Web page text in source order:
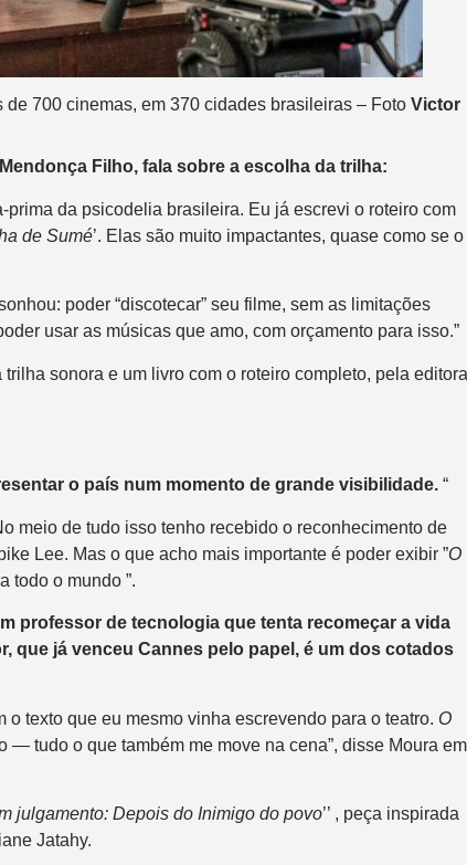
700 cinemas, em 370 cidades brasileiras – Foto Victor
Filho, fala sobre a escolha da trilha:
prima da psicodelia brasileira. Eu já escrevi o roteiro com
de Sumé’. Elas são muito impactantes, quase como se o
poder “discotecar” seu filme, sem as limitações
usar as músicas que amo, com orçamento para isso.”
sonora e um livro com o roteiro completo, pela editora
o país num momento de grande visibilidade. “
meio de tudo isso tenho recebido o reconhecimento de
Lee. Mas o que acho mais importante é poder exibir ”O
todo o mundo ”.
professor de tecnologia que tenta recomeçar a vida
que já venceu Cannes pelo papel, é um dos cotados
texto que eu mesmo vinha escrevendo para o teatro. O
— tudo o que também me move na cena”, disse Moura em
julgamento: Depois do Inimigo do povo’’ , peça inspirada
Jatahy.
Mega-Sena
Próximo concurso:3042
R$ 165.000.000